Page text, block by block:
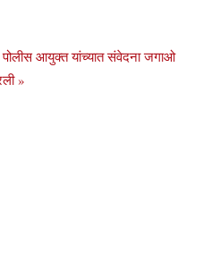
पोलीस आयुक्त यांच्यात संवेदना जगाओ
»